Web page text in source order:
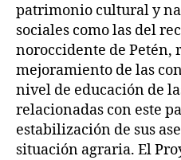
patrimonio cultural y
sociales como las del
noroccidente de Petén,
mejoramiento de las
nivel de educación de
relacionadas con este
estabilización de sus
situación agraria. El